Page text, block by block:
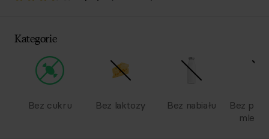
Kategorie
Bez cukru Bez laktozy Bez nabiału
Bez